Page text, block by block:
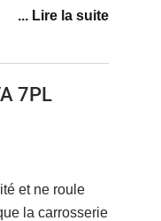
véhicule
entend
demande qu'à
bouchons ça
pare
7PL
et ne roule
la carrosserie